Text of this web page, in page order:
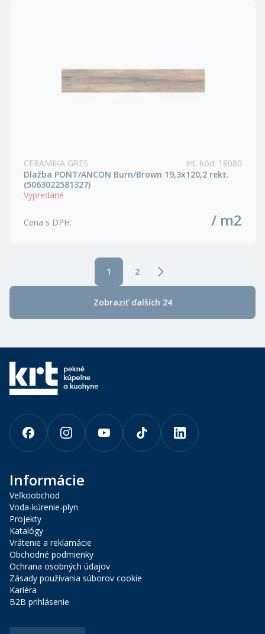
CERAMIKA GRES Int. kód: 18080
Dlažba PONT/ANCON Burn/Brown 19,3x120,2 rekt.
(5063022581327)
Vypredané
Cena s DPH: / m2
1 2
Zobraziť ďalších 24
Informácie
Veľkoobchod
Voda-kúrenie-plyn
Projekty
Katalógy
Vrátenie a reklamácie
Obchodné podmienky
Ochrana osobných údajov
Zásady používania súborov cookie
Kariéra
B2B prihlásenie